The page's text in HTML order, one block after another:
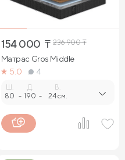
154 000 ₸ 236 900₸
Матрас Gros Middle
5.0
4
Ш.
80 -
Д.
190 -
В.
24 см.